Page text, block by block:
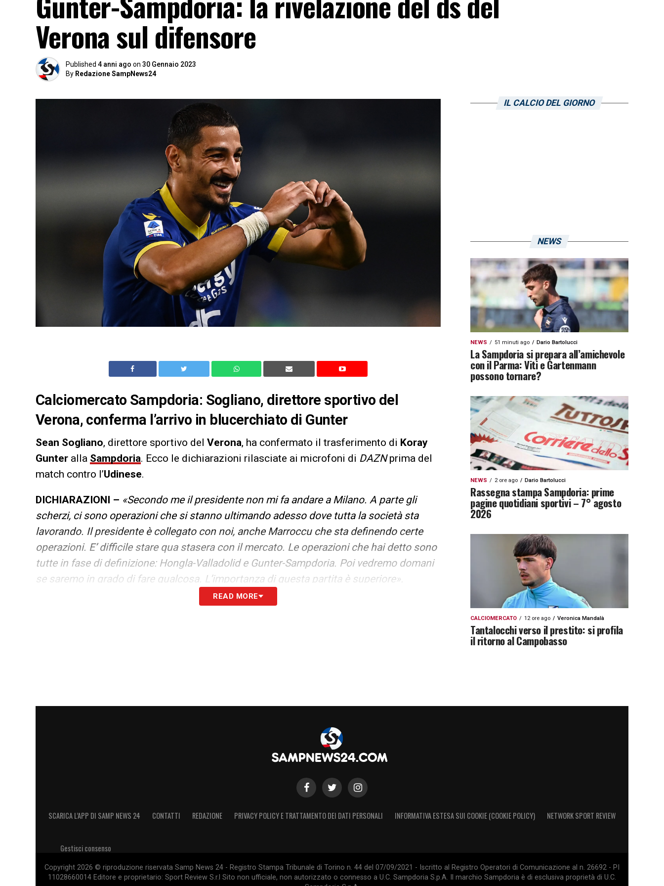
Verona sul difensore
Published 4 anni ago on 30 Gennaio 2023
By Redazione SampNews24
Calciomercato Sampdoria: Sogliano, direttore sportivo del
Verona, conferma l’arrivo in blucerchiato di Gunter
Sean Sogliano, direttore sportivo del Verona, ha confermato il trasferimento di Koray
Gunter alla Sampdoria. Ecco le dichiarazioni rilasciate ai microfoni di DAZNprima del
match contro l’Udinese.
DICHIARAZIONI – «Secondo me il presidente non mi fa andare a Milano. A parte gli
scherzi, ci sono operazioni che si stanno ultimando adesso dove tutta la società sta
lavorando. Il presidente è collegato con noi, anche Marroccu che sta definendo certe
operazioni. E’ difficile stare qua stasera con il mercato. Le operazioni che hai detto sono
tutte in fase di definizione: Hongla-Valladolid e Gunter-Sampdoria. Poi vedremo domani
se saremo in grado di fare qualcosa. L’importanza di questa partita è superiore».
LA PLAYLIST DELLE NOSTRE TOP NEWS
READ MORE
IL CALCIO DEL GIORNO
NEWS
NEWS 51 minuti ago Dario Bartolucci
La Sampdoria si prepara all’amichevole
con il Parma: Viti e Gartenmann
possono tornare?
NEWS 2 ore ago Dario Bartolucci
Rassegna stampa Sampdoria: prime
pagine quotidiani sportivi – 7° agosto
2026
CALCIOMERCATO 12 ore ago Veronica Mandalà
Tantalocchi verso il prestito: si profila
il ritorno al Campobasso
SCARICA L’APP DI SAMP NEWS 24 CONTATTI REDAZIONE PRIVACY POLICY E TRATTAMENTO DEI DATI PERSONALI INFORMATIVA ESTESA SUI COOKIE (COOKIE POLICY) NETWORK SPORT REVIEW
Gestisci consenso
Copyright 2026 © riproduzione riservata Samp News 24 - Registro Stampa Tribunale di Torino n. 44 del 07/09/2021 - Iscritto al Registro Operatori di Comunicazione al n. 26692 - PI
11028660014 Editore e proprietario: Sport Review S.r.l Sito non ufficiale, non autorizzato o connesso a U.C. Sampdoria S.p.A. Il marchio Sampdoria è di esclusiva proprietà di U.C.